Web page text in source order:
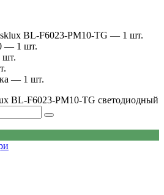
BL-F6023-PM10-TG — 1 шт.
— 1 шт.
шт.
— 1 шт.
BL-F6023-PM10-TG светодиодный